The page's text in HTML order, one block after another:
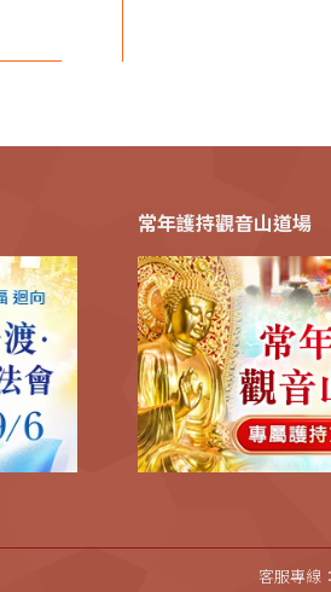
常年護持觀音山道場
客服專線